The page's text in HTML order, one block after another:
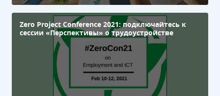
Zero Project Conference 2021: подключайтесь к
сессии «Перспективы» о трудоустройстве